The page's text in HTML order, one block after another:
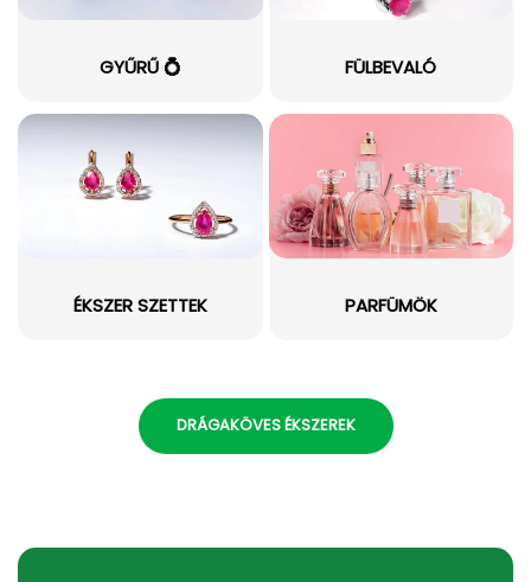
GYŰRŰ 💍 FÜLBEVALÓ
ÉKSZER SZETTEK PARFÜMÖK
DRÁGAKÖVES ÉKSZEREK